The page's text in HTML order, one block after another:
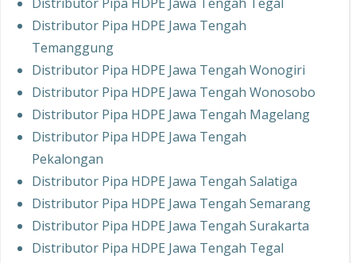
Distributor Pipa HDPE Jawa Tengah
Temanggung
Distributor Pipa HDPE Jawa Tengah Wonogiri
Distributor Pipa HDPE Jawa Tengah Wonosobo
Distributor Pipa HDPE Jawa Tengah Magelang
Distributor Pipa HDPE Jawa Tengah
Pekalongan
Distributor Pipa HDPE Jawa Tengah Salatiga
Distributor Pipa HDPE Jawa Tengah Semarang
Distributor Pipa HDPE Jawa Tengah Surakarta
Distributor Pipa HDPE Jawa Tengah Tegal